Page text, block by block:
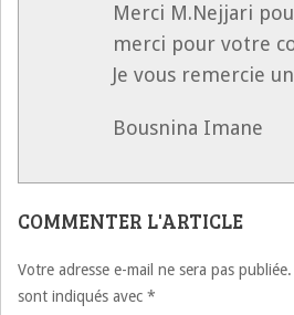
Merci M.Nejjari
merci pour votre
Je vous remercie
Bousnina Imane
COMMENTER L'ARTICLE
Votre adresse e-mail ne sera pas publiée.
sont indiqués avec *